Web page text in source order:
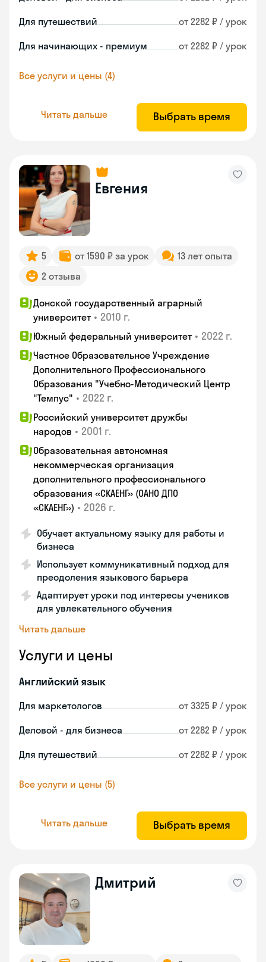
Для путешествий от 2282 ₽ / урок
Для начинающих - премиум от 2282 ₽ / урок
Все услуги и цены (4)
Читать дальше Выбрать время
Евгения
5 от 1590 ₽ за урок
13 лет опыта
2 отзыва
Донской государственный аграрный
университет • 2010 г.
Южный федеральный университет • 2022 г.
Частное Образовательное Учреждение
Дополнительного Профессионального
Образования "Учебно-Методический Центр
"Темпус" • 2022 г.
Российский университет дружбы
народов • 2001 г.
Образовательная автономная
некоммерческая организация
дополнительного профессионального
образования «СКАЕНГ» (ОАНО ДПО
«СКАЕНГ») • 2026 г.
Обучает актуальному языку для работы и
бизнеса
Использует коммуникативный подход для
преодоления языкового барьера
Адаптирует уроки под интересы учеников
для увлекательного обучения
Читать дальше
Услуги и цены
Английский язык
Для маркетологов от 3325 ₽ / урок
Деловой - для бизнеса от 2282 ₽ / урок
Для путешествий от 2282 ₽ / урок
Все услуги и цены (5)
Читать дальше Выбрать время
Дмитрий